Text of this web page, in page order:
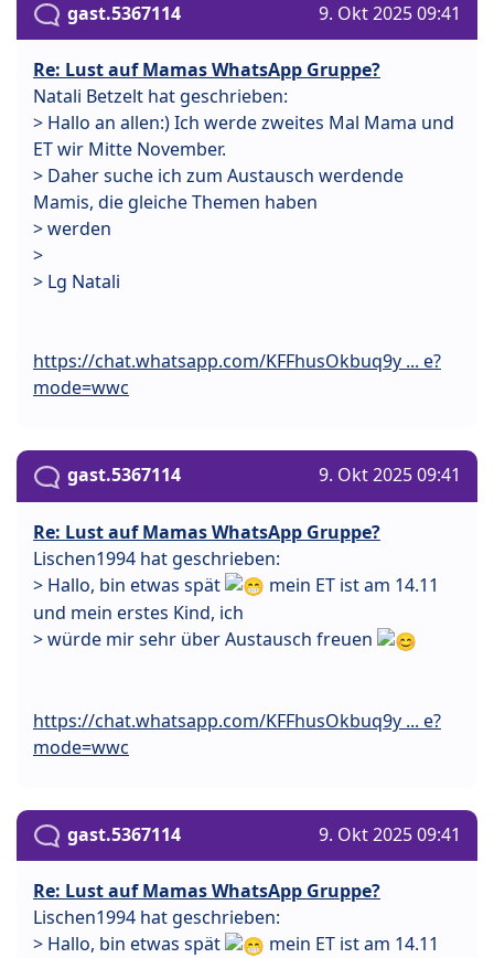
gast.5367114 9. Okt 2025 09:41
Re: Lust auf Mamas WhatsApp Gruppe?
Natali Betzelt hat geschrieben:
> Hallo an allen:) Ich werde zweites Mal Mama und
ET wir Mitte November.
> Daher suche ich zum Austausch werdende
Mamis, die gleiche Themen haben
> werden
>
> Lg Natali
https://chat.whatsapp.com/KFFhusOkbuq9y ... e?
mode=wwc
gast.5367114 9. Okt 2025 09:41
Re: Lust auf Mamas WhatsApp Gruppe?
Lischen1994 hat geschrieben:
> Hallo, bin etwas spät
mein ET ist am 14.11
und mein erstes Kind, ich
> würde mir sehr über Austausch freuen
https://chat.whatsapp.com/KFFhusOkbuq9y ... e?
mode=wwc
gast.5367114 9. Okt 2025 09:41
Re: Lust auf Mamas WhatsApp Gruppe?
Lischen1994 hat geschrieben:
> Hallo, bin etwas spät
mein ET ist am 14.11